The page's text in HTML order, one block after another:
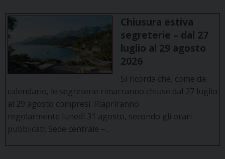
Chiusura estiva
segreterie – dal 27
luglio al 29 agosto
2026
Si ricorda che, come da
calendario, le segreterie rimarranno chiuse dal 27 luglio
al 29 agosto compresi. Riapriranno
regolarmente lunedì 31 agosto, secondo gli orari
pubblicati: Sede centrale –...